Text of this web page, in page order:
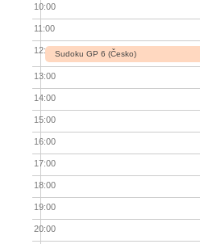
10:00
11:00
12:00Sudoku GP 6 (Česko)
13:00
14:00
15:00
16:00
17:00
18:00
19:00
20:00